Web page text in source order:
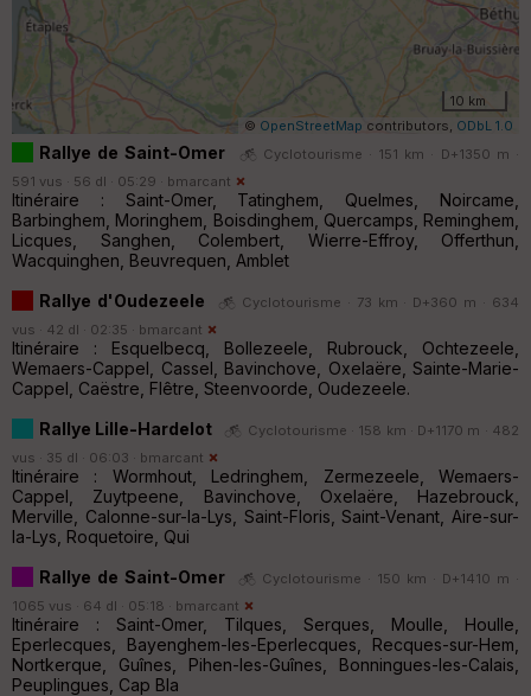
10 km
© OpenStreetMap contributors, ODbL 1.0
Rallye de Saint-Omer
Cyclotourisme · 151 km · D+1350 m ·
591 vus · 56 dl · 05:29 · bmarcant
Itinéraire : Saint-Omer, Tatinghem, Quelmes, Noircame,
Barbinghem, Moringhem, Boisdinghem, Quercamps, Reminghem,
Licques, Sanghen, Colembert, Wierre-Effroy, Offerthun,
Wacquinghen, Beuvrequen, Amblet
Rallye d'Oudezeele
Cyclotourisme · 73 km · D+360 m · 634
vus · 42 dl · 02:35 · bmarcant
Itinéraire : Esquelbecq, Bollezeele, Rubrouck, Ochtezeele,
Wemaers-Cappel, Cassel, Bavinchove, Oxelaëre, Sainte-Marie-
Cappel, Caëstre, Flêtre, Steenvoorde, Oudezeele.
Rallye Lille-Hardelot
Cyclotourisme · 158 km · D+1170 m · 482
vus · 35 dl · 06:03 · bmarcant
Itinéraire : Wormhout, Ledringhem, Zermezeele, Wemaers-
Cappel, Zuytpeene, Bavinchove, Oxelaëre, Hazebrouck,
Merville, Calonne-sur-la-Lys, Saint-Floris, Saint-Venant, Aire-sur-
la-Lys, Roquetoire, Qui
Rallye de Saint-Omer
Cyclotourisme · 150 km · D+1410 m ·
1065 vus · 64 dl · 05:18 · bmarcant
Itinéraire : Saint-Omer, Tilques, Serques, Moulle, Houlle,
Eperlecques, Bayenghem-les-Eperlecques, Recques-sur-Hem,
Nortkerque, Guînes, Pihen-les-Guînes, Bonningues-les-Calais,
Peuplingues, Cap Bla